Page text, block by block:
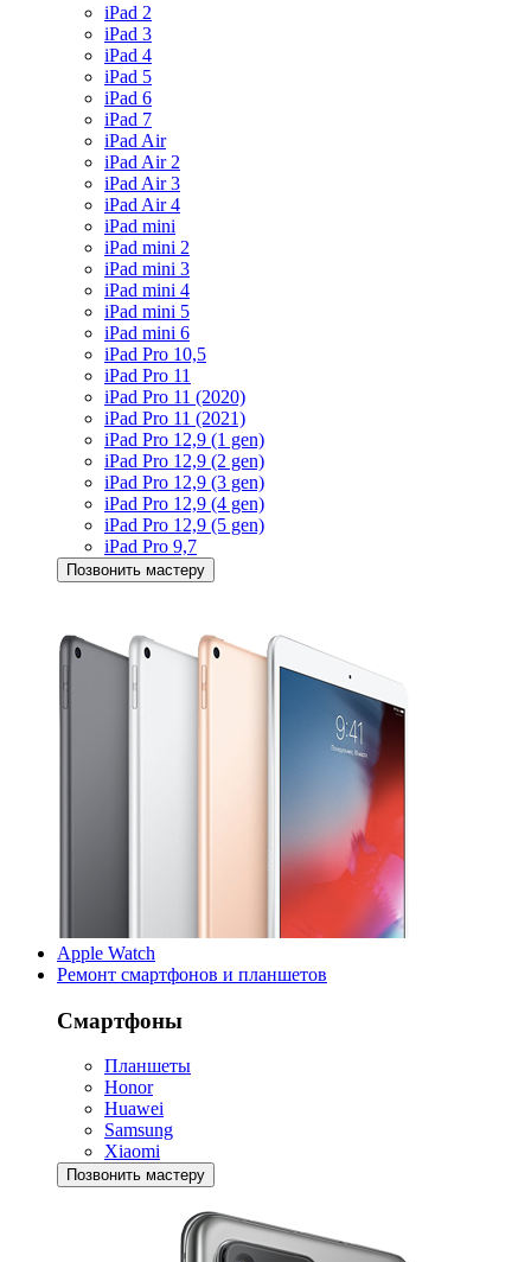
iPad 2
iPad 3
iPad 4
iPad 5
iPad 6
iPad 7
iPad Air
iPad Air 2
iPad Air 3
iPad Air 4
iPad mini
iPad mini 2
iPad mini 3
iPad mini 4
iPad mini 5
iPad mini 6
iPad Pro 10,5
iPad Pro 11
iPad Pro 11 (2020)
iPad Pro 11 (2021)
iPad Pro 12,9 (1 gen)
iPad Pro 12,9 (2 gen)
iPad Pro 12,9 (3 gen)
iPad Pro 12,9 (4 gen)
iPad Pro 12,9 (5 gen)
iPad Pro 9,7
Позвонить мастеру
Apple Watch
Ремонт смартфонов и планшетов
Смартфоны
Планшеты
Honor
Huawei
Samsung
Xiaomi
Позвонить мастеру